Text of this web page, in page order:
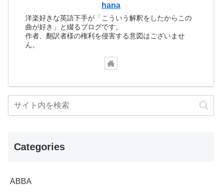
hana
洋楽好きな英語下手が「こういう解釈をしたからこの
曲が好き」と綴るブログです。
作者、翻訳者様の権利を侵害する意図はございませ
ん。
Categories
ABBA